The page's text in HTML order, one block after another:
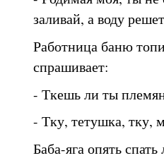
заливай, а воду
Работница баню
спрашивает:
- Ткешь ли ты
- Тку, тетушка, тку,
Баба-яга опять